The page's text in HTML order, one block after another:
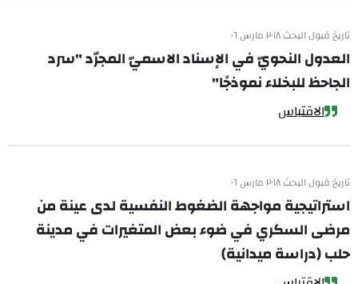
تاريخ قبول البحث ٢٠١٨ مارس ٠٦
العدول النحويّ في الإسناد الاسميّ المجرّد "سرد
الجاحظ للبخلاء نموذجًا"
الاقتباس
تاريخ قبول البحث ٢٠١٨ مارس ٠٦
استراتيجية مواجهة الضغوط النفسية لدى عينة من
مرضى السكري في ضوء بعض المتغيرات في مدينة
حلب (دراسة ميدانية)